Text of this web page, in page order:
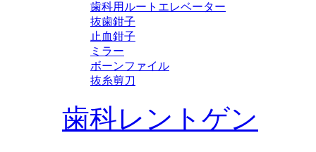
歯科用ルートエレベーター
抜歯鉗子
止血鉗子
ミラー
ボーンファイル
抜糸剪刀
歯科レントゲン